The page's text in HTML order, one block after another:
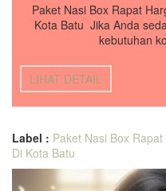
Paket Nasi Box Rapat
Kota Batu Jika Anda
kebutuhan
LIHAT DETAIL
Label : Paket Nasi Box
Di Kota Batu